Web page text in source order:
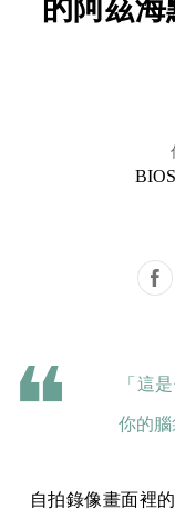
的阿茲
「這
你的腦
自拍錄像畫面裡